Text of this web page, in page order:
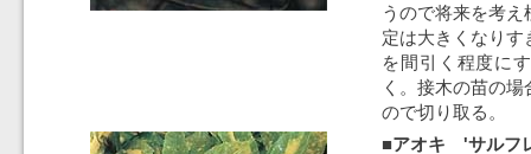
うので将来を考
定は大きくなりす
を間引く程度に
く。接木の苗の
ので切り取る。
■アオキ 'サル